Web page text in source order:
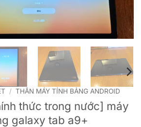
/ THÂN MÁY TÍNH BẢNG ANDROID
thức trong nước] máy
galaxy tab a9+